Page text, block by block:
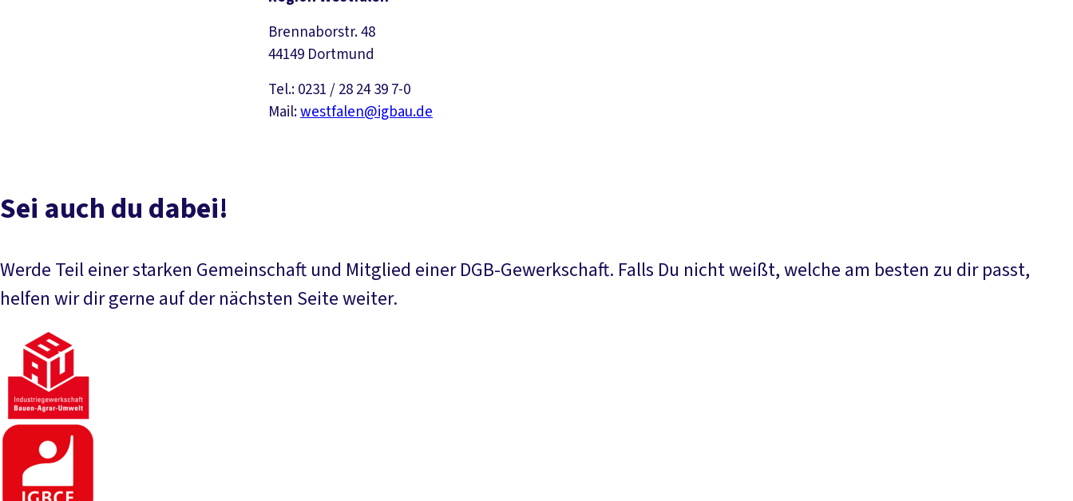
Brennaborstr. 48
44149 Dortmund
Tel.: 0231 / 28 24 39 7-0
Mail:westfalen@igbau.de
Sei auch du dabei!
Werde Teil einer starken Gemeinschaft und Mitglied einer DGB-Gewerkschaft. Falls Du nicht weißt, welche am besten zu dir passt,
helfen wir dir gerne auf der nächsten Seite weiter.